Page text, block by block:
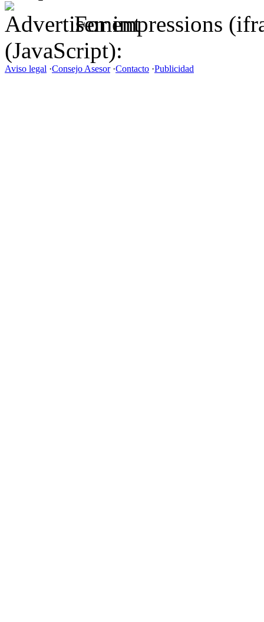
For impressions
(JavaScript):
Aviso legal ·Consejo Asesor·Contacto ·Publicidad